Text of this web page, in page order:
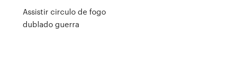
Assistir circulo de fogo
dublado guerra